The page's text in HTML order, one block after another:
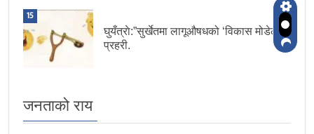
15
घुयँत्राे:”सुर्खेतमा लागूऔषधको ‘विकास मोडेल’ :
प्रहरी.
जनताको राय